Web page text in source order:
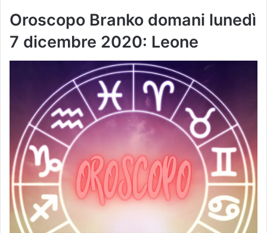
Oroscopo Branko domani lunedì
7 dicembre 2020: Leone